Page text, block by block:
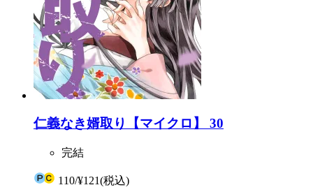
仁義なき婿取り【マイクロ】 30
完結
110/¥121(税込)